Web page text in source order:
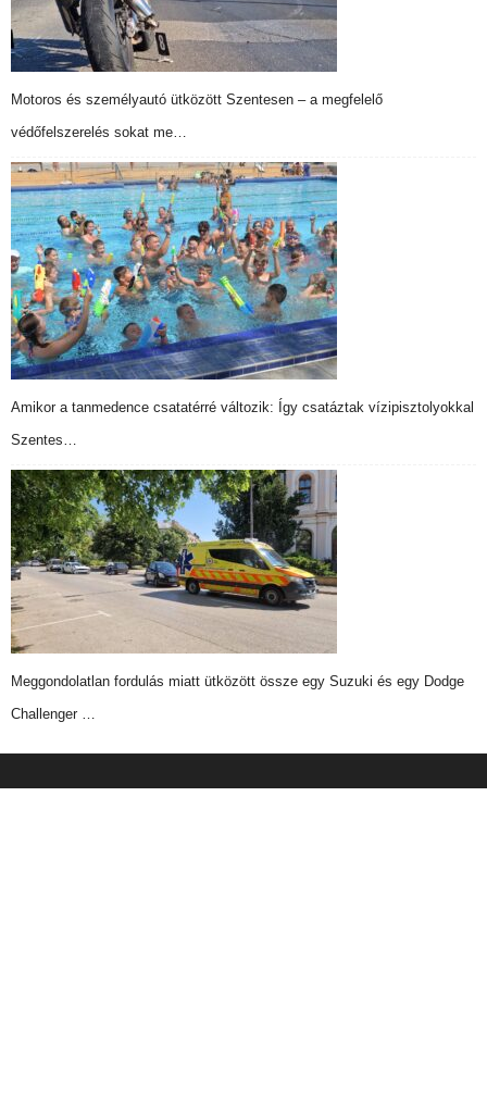
Motoros és személyautó ütközött Szentesen – a megfelelő
védőfelszerelés sokat me…
Amikor a tanmedence csatatérré változik: Így csatáztak vízipisztolyokkal
Szentes…
Meggondolatlan fordulás miatt ütközött össze egy Suzuki és egy Dodge
Challenger …